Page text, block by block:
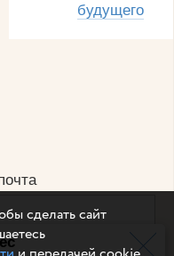
будущего
сделать сайт